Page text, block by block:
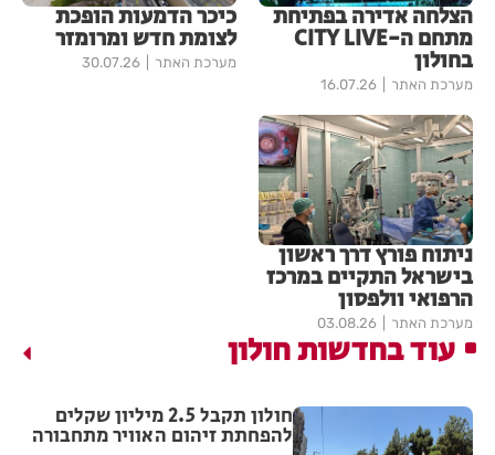
הצלחה אדירה בפתיחת
מתחם ה-CITY LIVE
בחולון
מערכת האתר 16.07.26
כיכר הדמעות הופכת
לצומת חדש ומרומזר
מערכת האתר 30.07.26
ניתוח פורץ דרך ראשון
בישראל התקיים במרכז
הרפואי וולפסון
מערכת האתר 03.08.26
עוד בחדשות חולון
חולון תקבל 2.5 מיליון שקלים
להפחתת זיהום האוויר מתחבורה